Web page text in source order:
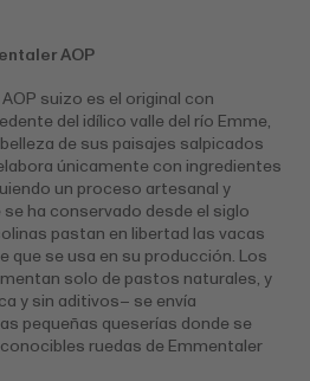
AOP
suizo es el original con
del idílico valle del río Emme,
de sus paisajes salpicados
únicamente con ingredientes
un proceso artesanal y
ha conservado desde el siglo
pastan en libertad las vacas
que se usa en su producción. Los
solo de pastos naturales, y
y sin aditivos– se envía
pequeñas queserías donde se
ruedas de Emmentaler